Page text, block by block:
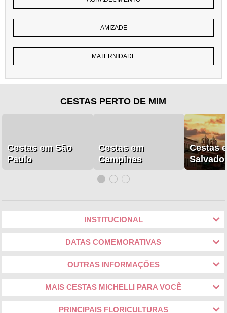
AMIZADE
MATERNIDADE
CESTAS PERTO DE MIM
Cestas em São
Paulo
Cestas em
Campinas
Cestas
INSTITUCIONAL
DATAS COMEMORATIVAS
OUTRAS INFORMAÇÕES
MAIS CESTAS MICHELLI PARA VOCÊ
PRINCIPAIS FLORICULTURAS